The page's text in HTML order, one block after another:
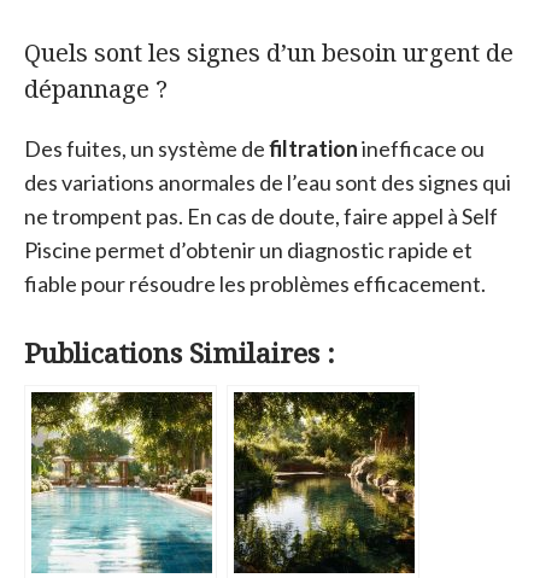
Quels sont les signes d’un besoin urgent de
dépannage ?
Des fuites, un système defiltrationinefficace ou
des variations anormales de l’eau sont des signes qui
ne trompent pas. En cas de doute, faire appel à Self
Piscine permet d’obtenir un diagnostic rapide et
fiable pour résoudre les problèmes efficacement.
Publications Similaires :